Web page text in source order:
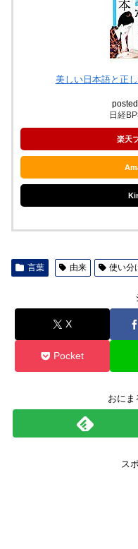
美しい日本語と正
日経
楽天
言葉 由来 使い分
X
Pocket
おにま
ス